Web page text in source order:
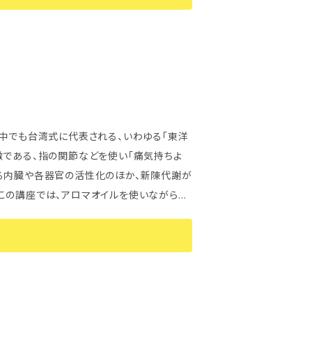
でも台湾式に代表される、いわゆる「東洋
内臓や各器官の活性化のほか、新陳代謝が
の
講座に行ってみたものの帰宅したら全然
とは」「反射区について」｢アロマセラピー